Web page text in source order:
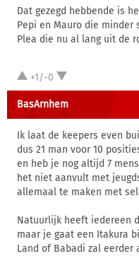
Dat gezegd hebbende is
Pepi en Mauro die
Plea die nu al lang uit de
+1/-0
BasArnhem
Ik laat de keepers even
dus 21 man voor 10
en heb je nog altijd 7
het niet aanvult met
allemaal te maken met
Natuurlijk heeft iedereen
maar je gaat een Itakura
Land of Babadi zal